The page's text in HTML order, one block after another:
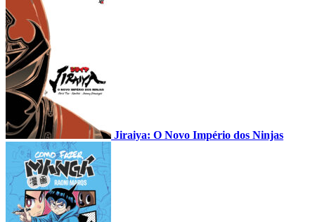
Jiraiya: O Novo Império dos Ninjas